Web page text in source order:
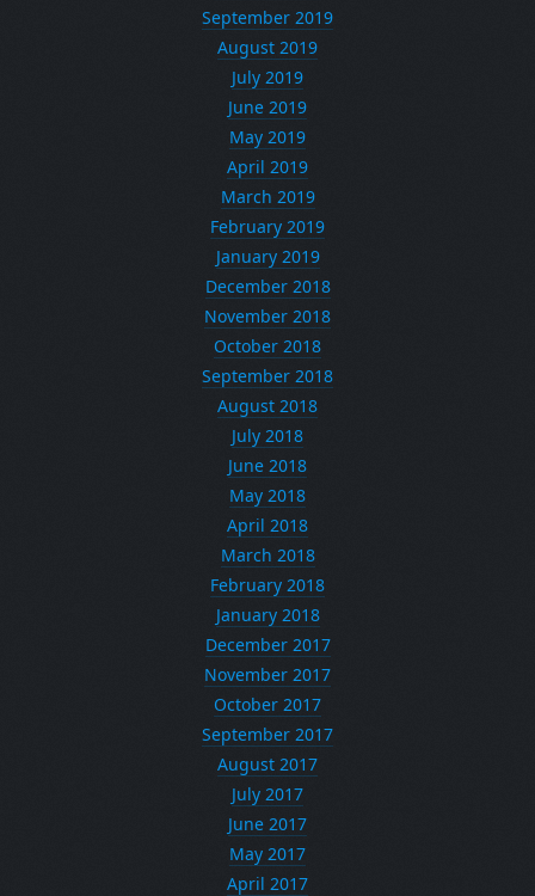
September 2019
August 2019
July 2019
June 2019
May 2019
April 2019
March 2019
February 2019
January 2019
December 2018
November 2018
October 2018
September 2018
August 2018
July 2018
June 2018
May 2018
April 2018
March 2018
February 2018
January 2018
December 2017
November 2017
October 2017
September 2017
August 2017
July 2017
June 2017
May 2017
April 2017